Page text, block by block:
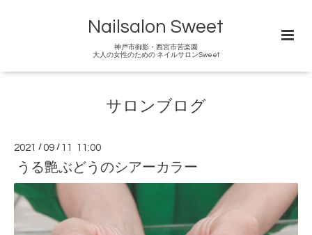
Nailsalon Sweet
神戸市御影・西宮市苦楽園
大人の女性のための ネイルサロンSweet
サロンブログ
2021 /09 / 11 11:00
うる艶ぶどうのシアーカラー